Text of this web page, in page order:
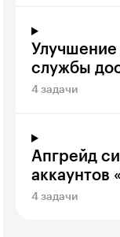
Улучшение
службы
4 задачи
Апгрейд
аккаунтов
4 задачи